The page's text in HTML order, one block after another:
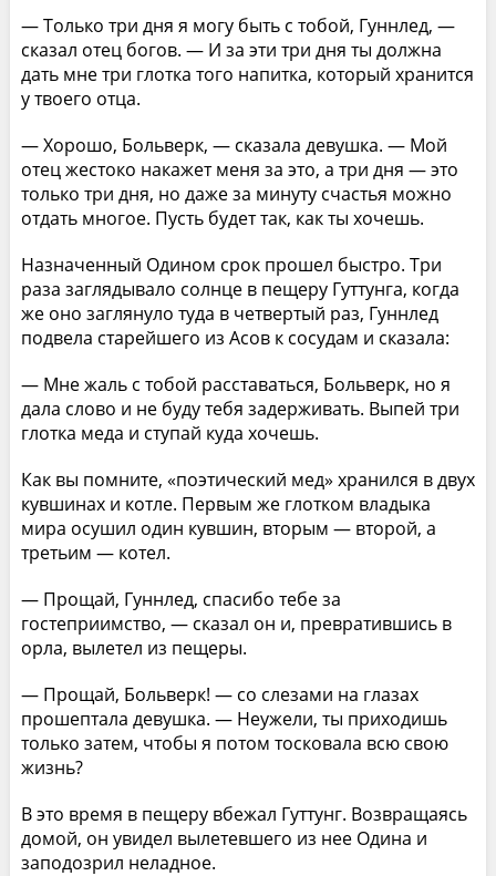
— Только три дня я могу быть с тобой, Гуннлед, —
сказал отец богов. — И за эти три дня ты должна
дать мне три глотка того напитка, который хранится
у твоего отца.
— Хорошо, Больверк, — сказала девушка. — Мой
отец жестоко накажет меня за это, а три дня — это
только три дня, но даже за минуту счастья можно
отдать многое. Пусть будет так, как ты хочешь.
Назначенный Одином срок прошел быстро. Три
раза заглядывало солнце в пещеру Гуттунга, когда
же оно заглянуло туда в четвертый раз, Гуннлед
подвела старейшего из Асов к сосудам и сказала:
— Мне жаль с тобой расставаться, Больверк, но я
дала слово и не буду тебя задерживать. Выпей три
глотка меда и ступай куда хочешь.
Как вы помните, «поэтический мед» хранился в двух
кувшинах и котле. Первым же глотком владыка
мира осушил один кувшин, вторым — второй, а
третьим — котел.
— Прощай, Гуннлед, спасибо тебе за
гостеприимство, — сказал он и, превратившись в
орла, вылетел из пещеры.
— Прощай, Больверк! — со слезами на глазах
прошептала девушка. — Неужели, ты приходишь
только затем, чтобы я потом тосковала всю свою
жизнь?
В это время в пещеру вбежал Гуттунг. Возвращаясь
домой, он увидел вылетевшего из нее Одина и
заподозрил неладное.